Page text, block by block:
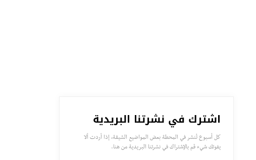
اشترك في نشرتنا البريدية
كل أسبوع تُنشر في المحطة بعض المواضيع الشيقة، إذا أردت ألا
يفوتك شيء قم بالإشتراك في نشرتنا البريدية من هنا.